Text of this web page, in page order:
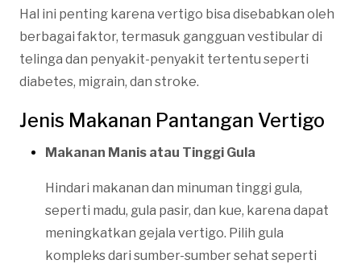
Hal ini penting karena vertigo bisa disebabkan oleh
berbagai faktor, termasuk gangguan vestibular di
telinga dan penyakit-penyakit tertentu seperti
diabetes, migrain, dan stroke.
Jenis Makanan Pantangan Vertigo
Makanan Manis atau Tinggi Gula
Hindari makanan dan minuman tinggi gula,
seperti madu, gula pasir, dan kue, karena dapat
meningkatkan gejala vertigo. Pilih gula
kompleks dari sumber-sumber sehat seperti